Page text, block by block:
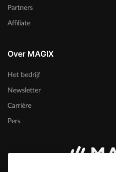
Partners
Affiliate
Over MAGIX
Het bedrijf
Newsletter
Carrière
Pers